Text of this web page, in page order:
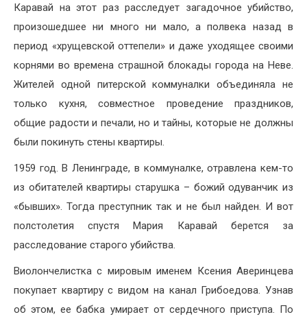
Каравай на этот раз расследует загадочное убийство,
произошедшее ни много ни мало, а полвека назад в
период «хрущевской оттепели» и даже уходящее своими
корнями во времена страшной блокады города на Неве.
Жителей одной питерской коммуналки объединяла не
только кухня, совместное проведение праздников,
общие радости и печали, но и тайны, которые не должны
были покинуть стены квартиры.
1959 год. В Ленинграде, в коммуналке, отравлена кем-то
из обитателей квартиры старушка – божий одуванчик из
«бывших». Тогда преступник так и не был найден. И вот
полстолетия спустя Мария Каравай берется за
расследование старого убийства.
Виолончелистка с мировым именем Ксения Аверинцева
покупает квартиру с видом на канал Грибоедова. Узнав
об этом, ее бабка умирает от сердечного приступа. По